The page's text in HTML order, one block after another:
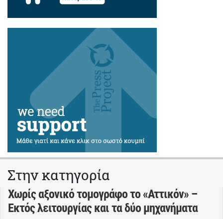
Στην κατηγορία
Χωρίς αξονικό τομογράφο το «Αττικόν» –
Εκτός λειτουργίας και τα δύο μηχανήματα